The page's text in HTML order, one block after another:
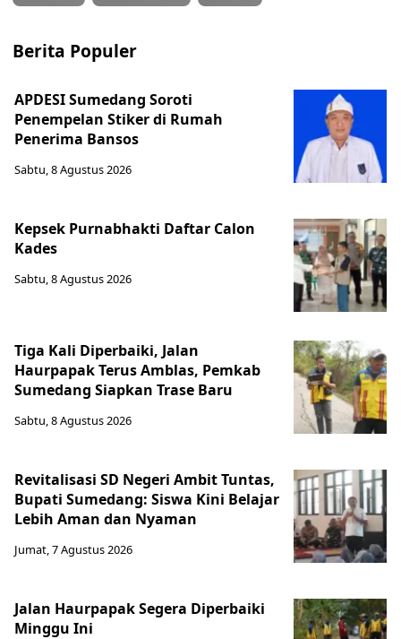
Berita Populer
APDESI Sumedang Soroti
Penempelan Stiker di Rumah
Penerima Bansos
Sabtu, 8 Agustus 2026
Kepsek Purnabhakti Daftar Calon
Kades
Sabtu, 8 Agustus 2026
Tiga Kali Diperbaiki, Jalan
Haurpapak Terus Amblas, Pemkab
Sumedang Siapkan Trase Baru
Sabtu, 8 Agustus 2026
Revitalisasi SD Negeri Ambit Tuntas,
Bupati Sumedang: Siswa Kini Belajar
Lebih Aman dan Nyaman
Jumat, 7 Agustus 2026
Jalan Haurpapak Segera Diperbaiki
Minggu Ini